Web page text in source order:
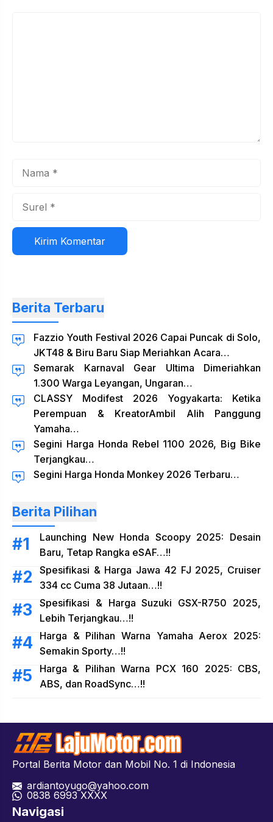
Situs
web
Berita Terbaru
Fazzio Youth Festival 2026 Capai Puncak di Solo,
JKT48 & Biru Baru Siap Meriahkan Acara…
Semarak Karnaval Gear Ultima Dimeriahkan
1.300 Warga Leyangan, Ungaran…
CLASSY Modifest 2026 Yogyakarta: Ketika
Perempuan & KreatorAmbil Alih Panggung
Yamaha…
Segini Harga Honda Rebel 1100 2026, Big Bike
Terjangkau…
Segini Harga Honda Monkey 2026 Terbaru…
Berita Pilihan
Launching New Honda Scoopy 2025: Desain
Baru, Tetap Rangka eSAF…!!
Spesifikasi & Harga Jawa 42 FJ 2025, Cruiser
334 cc Cuma 38 Jutaan…!!
Spesifikasi & Harga Suzuki GSX-R750 2025,
Lebih Terjangkau…!!
Harga & Pilihan Warna Yamaha Aerox 2025:
Semakin Sporty…!!
Harga & Pilihan Warna PCX 160 2025: CBS,
ABS, dan RoadSync…!!
Portal Berita Motor dan Mobil No. 1 di Indonesia
ardiantoyugo@yahoo.com
0838 6993 XXXX
Navigasi